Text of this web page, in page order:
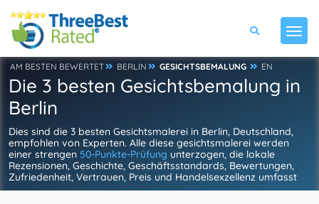
AM BESTEN BEWERTET BERLIN GESICHTSBEMALUNG EN
Die 3 besten Gesichtsbemalung in
Berlin
Dies sind die 3 besten Gesichtsmalerei in Berlin, Deutschland,
empfohlen von Experten. Alle diese gesichtsmalerei werden
einer strengen 50-Punkte-Prüfung unterzogen, die lokale
Rezensionen, Geschichte, Geschäftsstandards, Bewertungen,
Zufriedenheit, Vertrauen, Preis und Handelsexzellenz umfasst